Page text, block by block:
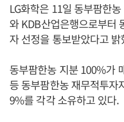
LG화학은 11일 동부팜한
와 KDB산업은행으로부터
자 선정을 통보받았다고 밝
동부팜한농 지분 100%가
등 동부팜한농 재무적투
9%를 각각 소유하고 있다.